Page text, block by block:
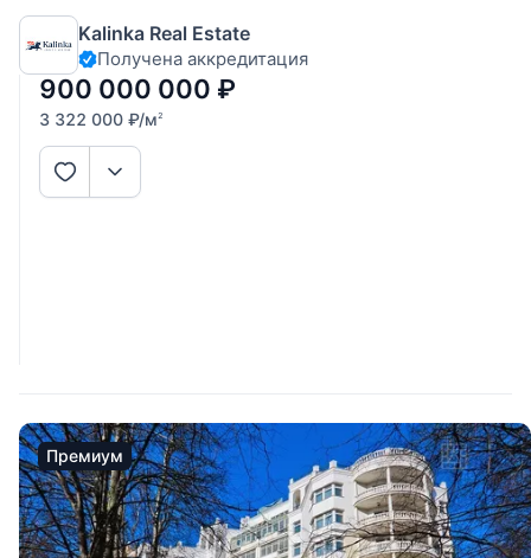
квартира в чистовой отделке white box. Спланировано:
гостиная, кухня, 3 спальни с гардеробными и санузлами,
кабинет, постирочная. В стоимость входит два
машиноместа. Окна выходят во
Kalinka Real Estate
Получена аккредитация
900 000 000 ₽
3 322 000 ₽/м2
Премиум